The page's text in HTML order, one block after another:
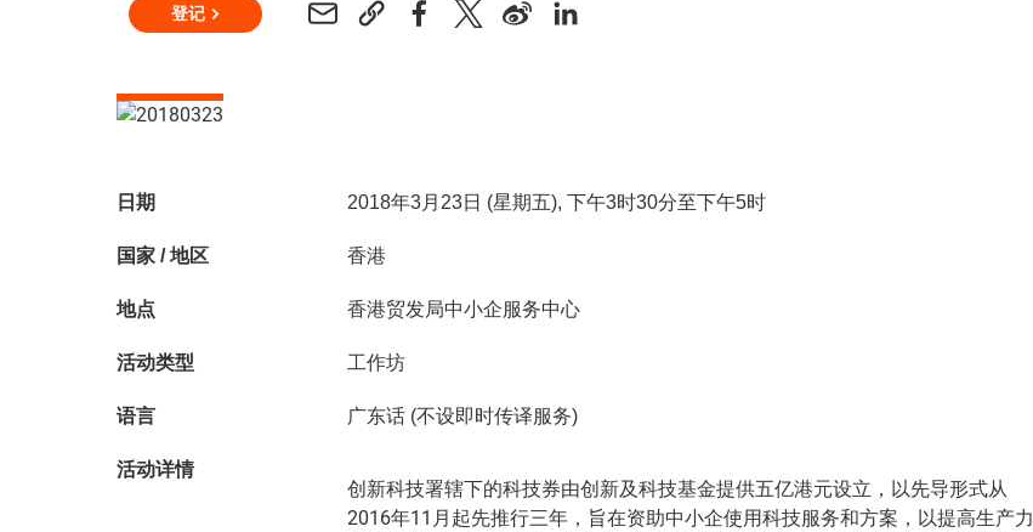
登记
日期 2018年3月23日 (星期五), 下午3时30分至下午5时
国家 / 地区 香港
地点 香港贸发局中小企服务中心
活动类型 工作坊
语言 广东话 (不设即时传译服务)
活动详情
创新科技署辖下的科技券由创新及科技基金提供五亿港元设立，以先导形式从
2016年11月起先推行三年，旨在资助中小企使用科技服务和方案，以提高生产力